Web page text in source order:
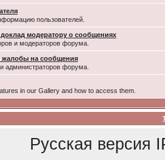
пользователей.
модератору о сообщениях
и модераторов форума.
на сообщения
администраторов форума.
in our Gallery and how to access them.
Русская версия